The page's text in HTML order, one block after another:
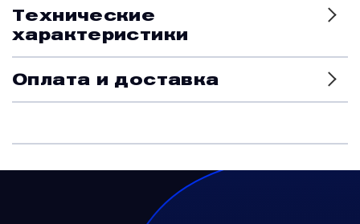
Технические
характеристики
Оплата и доставка
Наземное вспомогательное оборудование